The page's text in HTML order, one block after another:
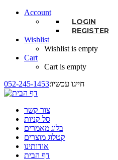
Account
LOGIN
REGISTER
Wishlist
Wishlist is empty
Cart
Cart is empty
052-245-1453 :חייגו עכשיו
צור קשר
סל קניות
בלוג מאמרים
קטלוג מוצרים
אודותינו
דף הבית